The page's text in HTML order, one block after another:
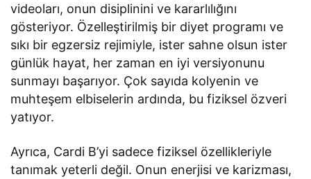
videoları, onun disiplinini ve kararlılığını
gösteriyor. Özelleştirilmiş bir diyet programı ve
sıkı bir egzersiz rejimiyle, ister sahne olsun ister
günlük hayat, her zaman en iyi versiyonunu
sunmayı başarıyor. Çok sayıda kolyenin ve
muhteşem elbiselerin ardında, bu fiziksel özveri
yatıyor.
Ayrıca, Cardi B’yi sadece fiziksel özellikleriyle
tanımak yeterli değil. Onun enerjisi ve karizması,